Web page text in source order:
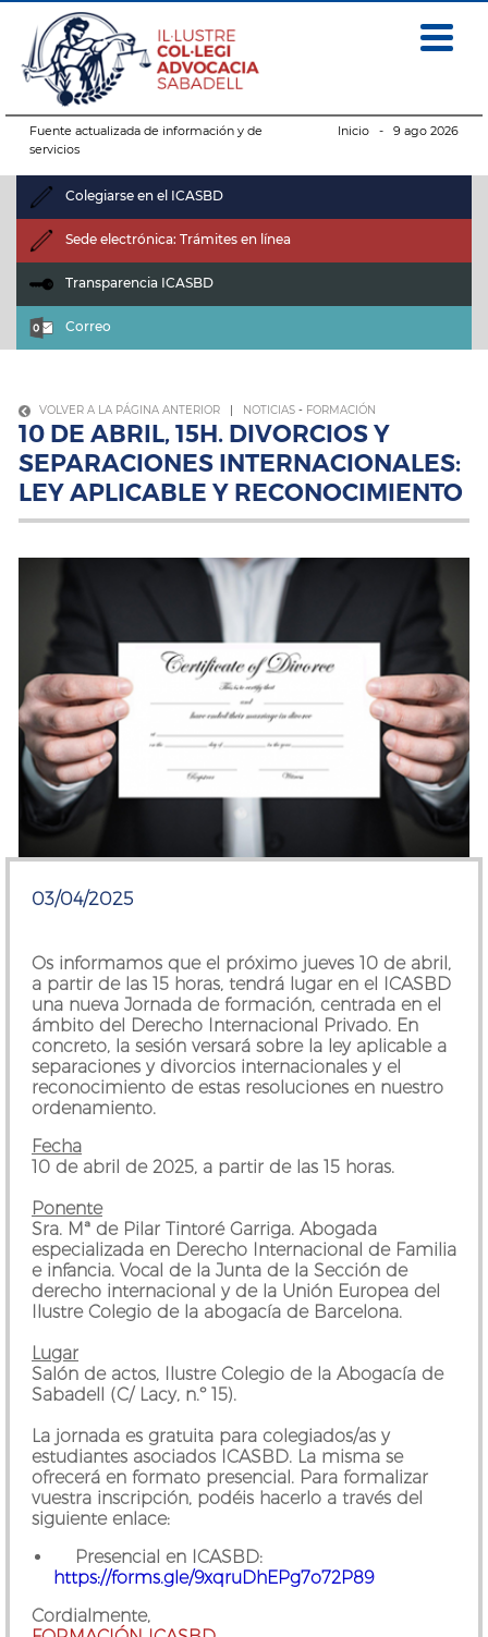
Fuente actualizada de información y de
servicios
Inicio- 9 ago 2026
Colegiarse en el ICASBD
Sede electrónica: Trámites en línea
Transparencia ICASBD
Correo
VOLVER A LA PÁGINA ANTERIOR | NOTICIAS - FORMACIÓN
10 DE ABRIL, 15H. DIVORCIOS Y
SEPARACIONES INTERNACIONALES:
LEY APLICABLE Y RECONOCIMIENTO
03/04/2025
Os informamos que el próximo jueves 10 de abril,
a partir de las 15 horas, tendrá lugar en el ICASBD
una nueva Jornada de formación, centrada en el
ámbito del Derecho Internacional Privado. En
concreto, la sesión versará sobre la ley aplicable a
separaciones y divorcios internacionales y el
reconocimiento de estas resoluciones en nuestro
ordenamiento.
Fecha
10 de abril de 2025, a partir de las 15 horas.
Ponente
Sra. Mª de Pilar Tintoré Garriga. Abogada
especializada en Derecho Internacional de Familia
e infancia. Vocal de la Junta de la Sección de
derecho internacional y de la Unión Europea del
Ilustre Colegio de la abogacía de Barcelona.
Lugar
Salón de actos, Ilustre Colegio de la Abogacía de
Sabadell (C/ Lacy, n.º 15).
La jornada es gratuita para colegiados/as y
estudiantes asociados ICASBD. La misma se
ofrecerá en formato presencial. Para formalizar
vuestra inscripción, podéis hacerlo a través del
siguiente enlace:
Presencial en ICASBD:
https://forms.gle/9xqruDhEPg7o72P89
Cordialmente,